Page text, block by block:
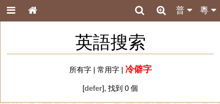
粵
普
英語搜索
所有字| 常用字| 冷僻字
[defer], 找到 0 個